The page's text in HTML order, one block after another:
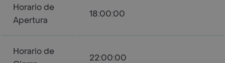
Horario de
Apertura
18:00:00
Horario de
22:00:00